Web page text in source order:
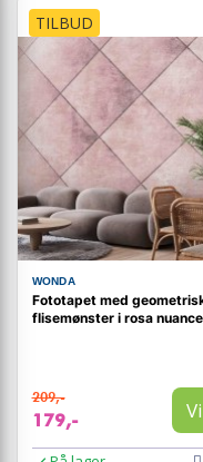
TILBUD
WONDA
Fototapet med
flisemønster i rosa
209,-
179,-